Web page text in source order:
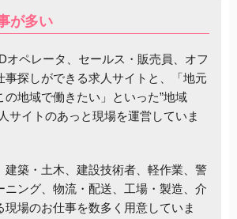
が多い
オペレータ、セールス・販売員、オフ
事探しができる求人サイトと、「地元
の地域で働きたい」といった”地域
サイトのあっと現場を運営していま
建築・土木、建設技術者、軽作業、警
ニング、物流・配送、工場・製造、介
現場のお仕事を数多く用意していま